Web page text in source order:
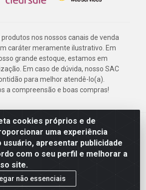
cookies próprios e de
uma experiência
usuário, apresentar publicidade
com o seu perfil e melhorar a
site.
não essenciais
nos nossos canais de venda
caráter meramente ilustrativo. Em
grande estoque, estamos em
Em caso de dúvida, nosso SAC
para melhor atendê-lo(a).
a compreensão e boas compras!
Marechal Mascarenhas de Morais, 2471 -
- CEP 51.150-001 - CNPJ 24.150.377/0003-
57